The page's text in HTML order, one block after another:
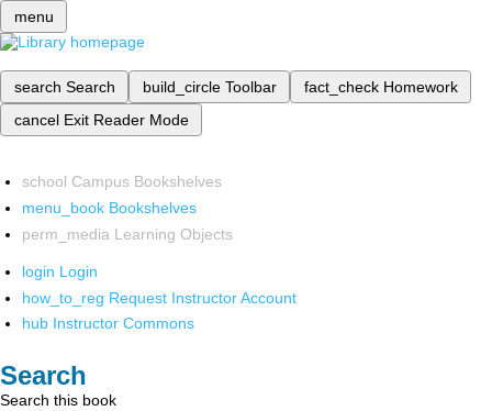
menu
search Search build_circle Toolbar fact_check Homework
cancel Exit Reader Mode
school Campus Bookshelves
menu_book Bookshelves
perm_media Learning Objects
login Login
how_to_reg Request Instructor Account
hub Instructor Commons
Search
Search this book